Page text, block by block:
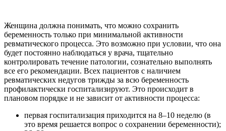
Женщина должна понимать, что можно сохранить
беременность только при минимальной активности
ревматического процесса. Это возможно при условии, что она
будет постоянно наблюдаться у врача, тщательно
контролировать течение патологии, сознательно выполнять
все его рекомендации. Всех пациентов с наличием
ревматических недугов трижды за всю беременность
профилактически госпитализируют. Это происходит в
плановом порядке и не зависит от активности процесса:
первая госпитализация приходится на 8–10 неделю (в
это время решается вопрос о сохранении беременности);